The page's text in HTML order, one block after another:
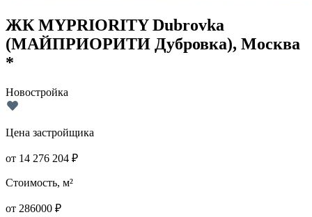
ЖК MYPRIORITY Dubrovka
(МАЙПРИОРИТИ Дубровка), Москва
*
Новостройка
Цена застройщика
от 14 276 204 ₽
Стоимость, м²
от 286000 ₽